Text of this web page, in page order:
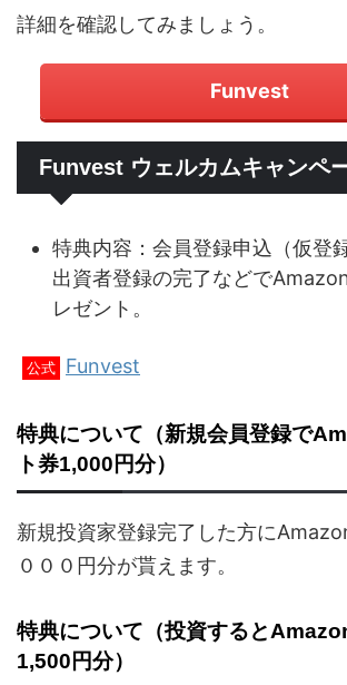
詳細を確認してみましょう。
Funvest
Funvest ウェルカムキャンペ
特典内容：会員登録申込（仮登
出資者登録の完了などで
レゼント。
公式 Funvest
特典について（新規会員登録で
ト券1,000円分）
新規投資家登録完了した方に
０００円分が貰えます。
特典について（投資すると
1,500円分）